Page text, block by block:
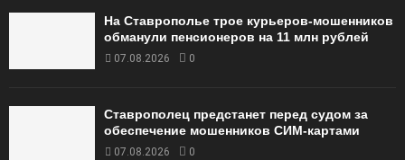
На Ставрополье трое курьеров-мошенников
обманули пенсионеров на 11 млн рублей
07.08.2026 0
Ставрополец предстанет перед судом за
обеспечение мошенников СИМ-картами
07.08.2026 0